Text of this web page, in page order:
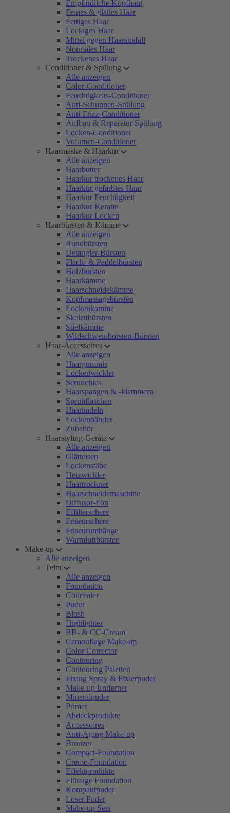
Empfindliche Kopfhaut
Feines & glattes Haar
Fettiges Haar
Lockiges Haar
Mittel gegen Haarausfall
Normales Haar
Trockenes Haar
Conditioner & Spülung
Alle anzeigen
Color-Conditioner
Feuchtigkeits-Conditioner
Anti-Schuppen-Spülung
Anti-Frizz-Conditioner
Aufbau & Reparatur Spülung
Locken-Conditioner
Volumen-Conditioner
Haarmaske & Haarkur
Alle anzeigen
Haarbutter
Haarkur trockenes Haar
Haarkur gefärbtes Haar
Haarkur Feuchtigkeit
Haarkur Keratin
Haarkur Locken
Haarbürsten & Kämme
Alle anzeigen
Rundbürsten
Detangler-Bürsten
Flach- & Paddelbürsten
Holzbürsten
Haarkämme
Haarschneidekämme
Kopfmassagebürsten
Lockenkämme
Skelettbürsten
Stielkämme
Wildschweinborsten-Bürsten
Haar-Accessoires
Alle anzeigen
Haargummis
Lockenwickler
Scrunchies
Haarspangen & -klammern
Sprühflaschen
Haarnadeln
Lockenbänder
Zubehör
Haarstyling-Geräte
Alle anzeigen
Glätteisen
Lockenstäbe
Heizwickler
Haartrockner
Haarschneidemaschine
Diffusor-Fön
Effilierschere
Friseurschere
Friseurumhänge
Warmluftbürsten
Make-up
Alle anzeigen
Teint
Alle anzeigen
Foundation
Concealer
Puder
Blush
Highlighter
BB- & CC-Cream
Camouflage Make-up
Color Corrector
Contouring
Contouring Paletten
Fixing Spray & Fixierpuder
Make-up Entferner
Mineralpuder
Primer
Abdeckprodukte
Accessoires
Anti-Aging Make-up
Bronzer
Compact-Foundation
Creme-Foundation
Effektprodukte
Flüssige Foundation
Kompaktpuder
Loser Puder
Make-up Sets